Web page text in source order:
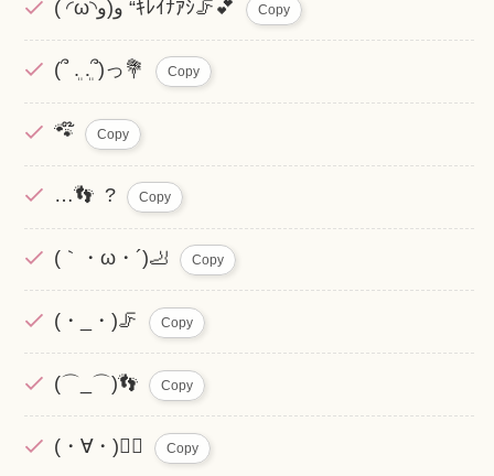
( ◜ω◝و(و “ｷﾚｲﾅｱｼ🦵💕︎ Copy
(՞ ܸ. .ܸ՞)っ💐 Copy
🐾໊ Copy
…👣 ? Copy
(｀・ω・´)🦶 Copy
(・_・)🦵 Copy
(⌒_⌒)👣 Copy
(・∀・)🚶‍♂️ Copy